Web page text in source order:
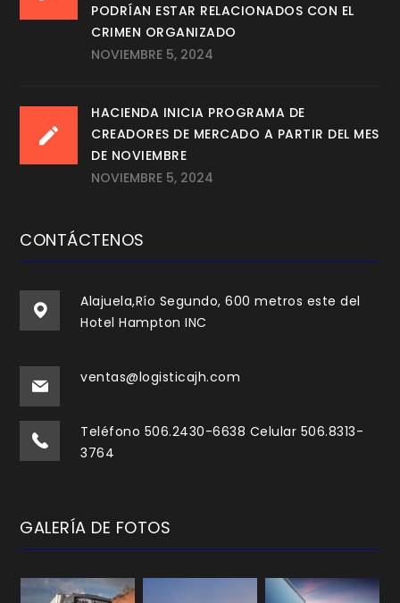
PODRÍAN ESTAR RELACIONADOS CON EL
CRIMEN ORGANIZADO
NOVIEMBRE 5, 2024
HACIENDA INICIA PROGRAMA DE
CREADORES DE MERCADO A PARTIR DEL MES
DE NOVIEMBRE
NOVIEMBRE 5, 2024
CONTÁCTENOS
Alajuela,Río Segundo, 600 metros este del
Hotel Hampton INC
ventas@logisticajh.com
Teléfono 506.2430-6638 Celular 506.8313-
3764
GALERÍA DE FOTOS